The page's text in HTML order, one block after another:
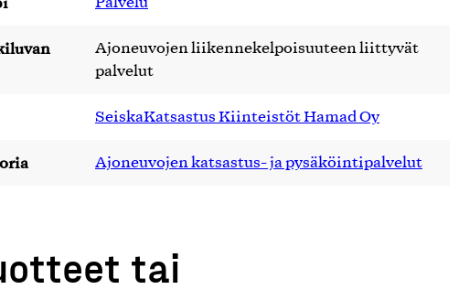
Ajoneuvojen liikennekelpoisuuteen liittyvät
palvelut
SeiskaKatsastus Kiinteistöt Hamad Oy
Ajoneuvojen katsastus- ja pysäköintipalvelut
tai